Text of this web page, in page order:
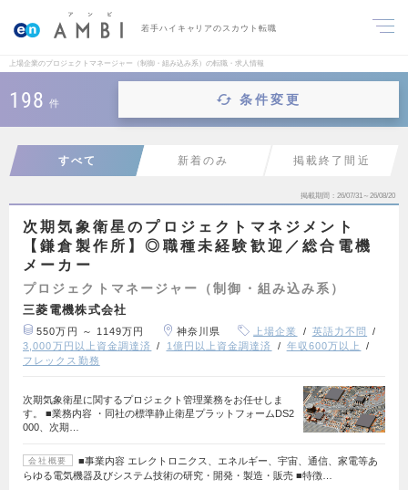
若手ハイキャリアのスカウト転職
上場企業のプロジェクトマネージャー（制御・組み込み系）の転職・求人情報
198 件 条件変更
すべて 新着のみ 掲載終了間近
掲載期間 26/07/31～26/08/20
次期気象衛星のプロジェクトマネジメント
【鎌倉製作所】◎職種未経験歓迎／総合電機
メーカー
プロジェクトマネージャー（制御・組み込み系）
三菱電機株式会社
550万円 ～ 1149万円 神奈川県 上場企業
英語力不問
3,000万円以上資金調達済
1億円以上資金調達済
年収600万以上
フレックス勤務
次期気象衛星に関するプロジェクト管理業務をお任せしま
す。 ■業務内容 ・同社の標準静止衛星プラットフォームDS2
000、次期…
会社概要
■事業内容 エレクトロニクス、エネルギー、宇宙、通信、家電等あ
らゆる電気機器及びシステム技術の研究・開発・製造・販売 ■特徴…